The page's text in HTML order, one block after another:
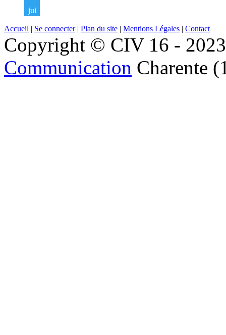
jui
Accueil | Se connecter| Plan du site | Mentions Légales | Contact
Copyright © CIV 16 -
Communication Charente